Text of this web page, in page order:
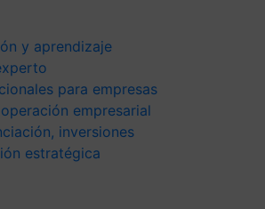
y aprendizaje
para empresas
empresarial
inversiones
estratégica